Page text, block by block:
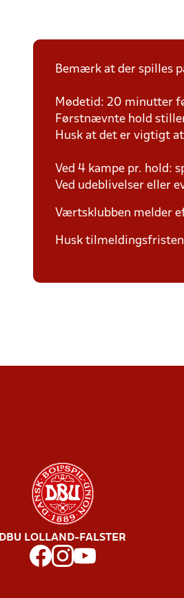
Bemærk at der spilles
Mødetid: 20 minutter
Førstnævnte hold
Husk at det er vigtigt
Ved 4 kampe pr. hold:
Ved udeblivelser eller
Værtsklubben melder
Husk
DBU LOLLAND-FALSTER